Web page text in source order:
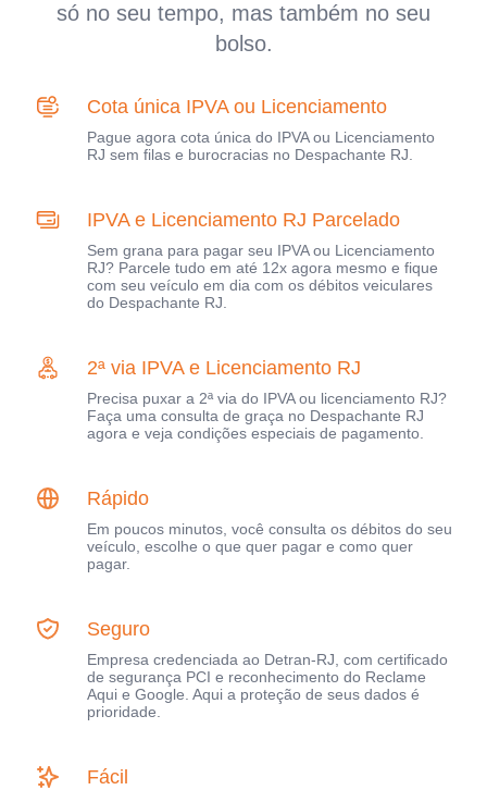
só no seu tempo, mas também no seu
bolso.
Cota única IPVA ou Licenciamento
Pague agora cota única do IPVA ou Licenciamento
RJ sem filas e burocracias no Despachante RJ.
IPVA e Licenciamento RJ Parcelado
Sem grana para pagar seu IPVA ou Licenciamento
RJ? Parcele tudo em até 12x agora mesmo e fique
com seu veículo em dia com os débitos veiculares
do Despachante RJ.
2ª via IPVA e Licenciamento RJ
Precisa puxar a 2ª via do IPVA ou licenciamento RJ?
Faça uma consulta de graça no Despachante RJ
agora e veja condições especiais de pagamento.
Rápido
Em poucos minutos, você consulta os débitos do seu
veículo, escolhe o que quer pagar e como quer
pagar.
Seguro
Empresa credenciada ao Detran-RJ, com certificado
de segurança PCI e reconhecimento do Reclame
Aqui e Google. Aqui a proteção de seus dados é
prioridade.
Fácil